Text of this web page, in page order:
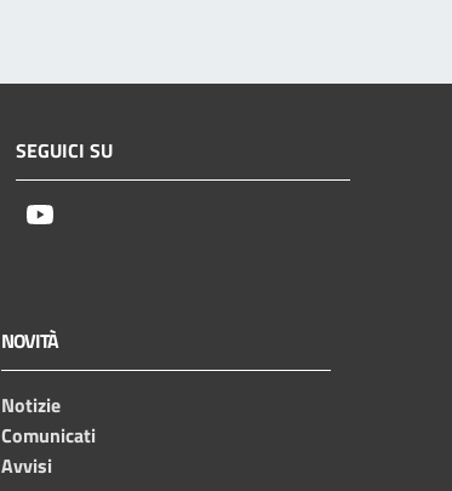
SEGUICI SU
NOVITÀ
Notizie
Comunicati
Avvisi